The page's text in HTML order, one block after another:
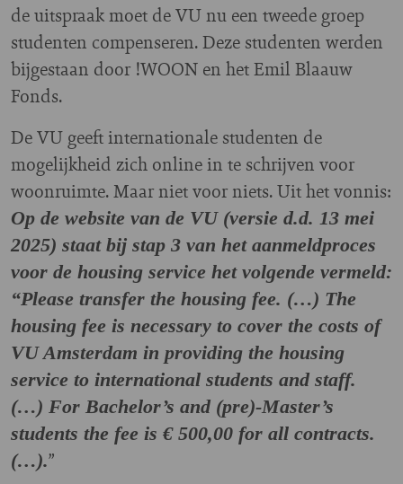
de uitspraak moet de VU nu een tweede groep
studenten compenseren. Deze studenten werden
bijgestaan door !WOON en het Emil Blaauw
Fonds.
De VU geeft internationale studenten de
mogelijkheid zich online in te schrijven voor
woonruimte. Maar niet voor niets. Uit het vonnis:
Op de website van de VU (versie d.d. 13 mei
2025) staat bij stap 3 van het aanmeldproces
voor de housing service het volgende vermeld:
“Please transfer the housing fee. (…) The
housing fee is necessary to cover the costs of
VU Amsterdam in providing the housing
service to international students and staff.
(…) For Bachelor’s and (pre)-Master’s
students the fee is € 500,00 for all contracts.
(…).”